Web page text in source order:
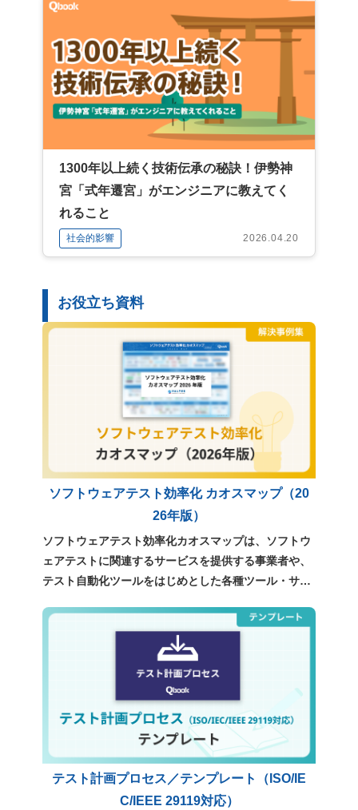
1300年以上続く技術伝承の秘訣！伊勢神
宮「式年遷宮」がエンジニアに教えてく
れること
社会的影響 2026.04.20
お役立ち資料
ソフトウェアテスト効率化 カオスマップ（20
26年版）
ソフトウェアテスト効率化カオスマップは、ソフトウ
ェアテストに関連するサービスを提供する事業者や、
テスト自動化ツールをはじめとした各種ツール・サー
のです。テスト効率化や品質向上を検討する際に、現
在利用可能な選択肢を俯瞰し、自社に適したサービス
やツールを検討するための参考資料としてご利用くだ
テスト計画プロセス／テンプレート（ISO/IE
C/IEEE 29119対応）